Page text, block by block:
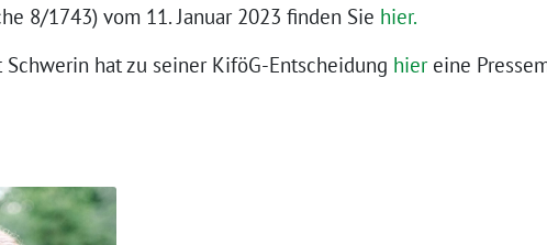
8/1743) vom 11. Januar 2023 finden Sie hier.
hat zu seiner KiföG-Entscheidung hiereine